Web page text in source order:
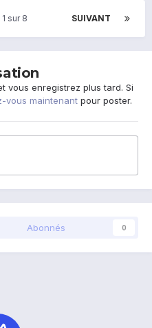
SUIVANT
sur 8
vous enregistrez plus tard. Si
vous maintenant pour poster.
Abonnés 0